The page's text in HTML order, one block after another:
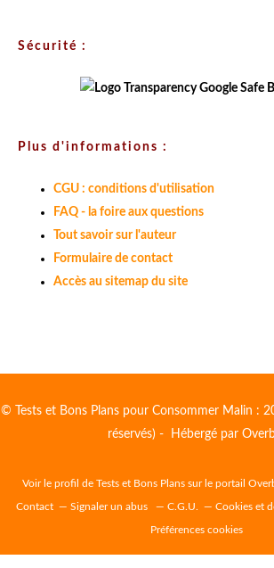
Sécurité :
Plus d'informations :
CGU : conditions d'utilisation
FAQ - la foire aux questions
Tout savoir sur l'auteur
Formulaire de contact
Accès au sitemap du site
© Tests et Bons Plans pour Consommer Malin :
réservés) - Hébergé par
Voir le profil de Tests et Bons Plans sur le portail
Contact Signaler un abus C.G.U. Cookies et
Préférences cookies